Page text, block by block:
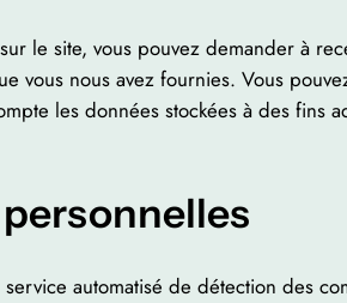
le site, vous pouvez demander à
vous nous avez fournies. Vous
les données stockées à des fins
automatisé de détection des